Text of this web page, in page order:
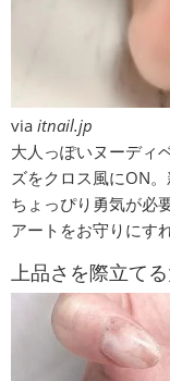
via itnail.jp
大人っぽいヌーディ
ズをクロス風にON
ちょっぴり勇気が必
アートをお守りにす
上品さを際立て